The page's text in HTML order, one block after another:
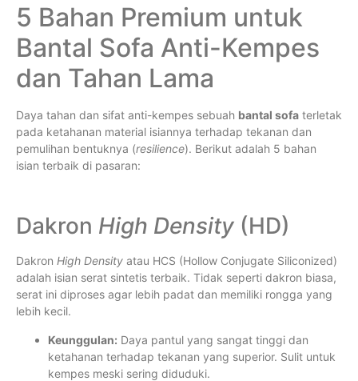
5 Bahan Premium untuk
Bantal Sofa Anti-Kempes
dan Tahan Lama
Daya tahan dan sifat anti-kempes sebuah bantal sofa terletak
pada ketahanan material isiannya terhadap tekanan dan
pemulihan bentuknya (resilience). Berikut adalah 5 bahan
isian terbaik di pasaran:
Dakron High Density (HD)
Dakron High Density atau HCS (Hollow Conjugate Siliconized)
adalah isian serat sintetis terbaik. Tidak seperti dakron biasa,
serat ini diproses agar lebih padat dan memiliki rongga yang
lebih kecil.
Keunggulan: Daya pantul yang sangat tinggi dan
ketahanan terhadap tekanan yang superior. Sulit untuk
kempes meski sering diduduki.